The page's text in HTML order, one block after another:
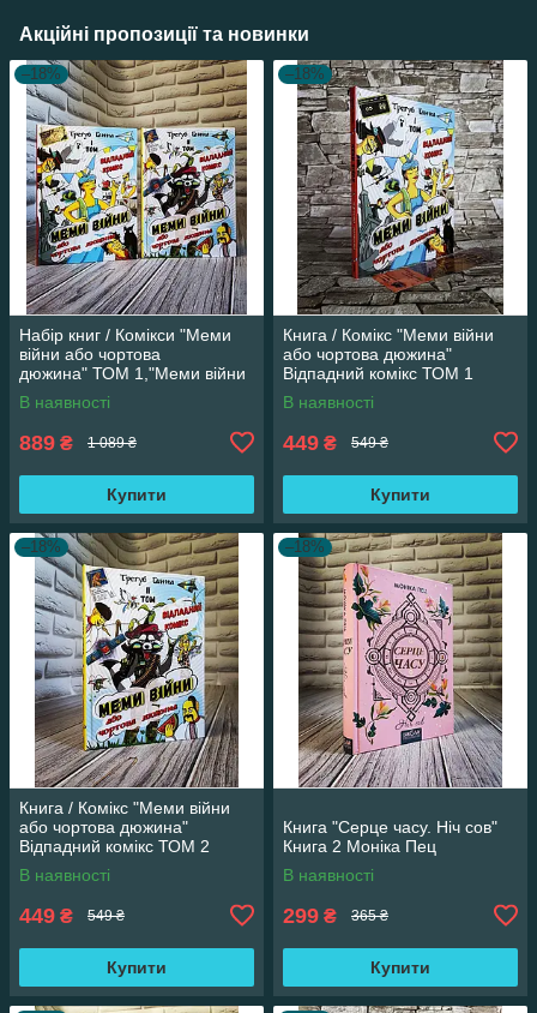
Акційні пропозиції та новинки
–18%
Набір книг / Комікси "Меми
війни або чортова
дюжина" ТОМ 1,"Меми війни
або чортова дюжина" ТОМ 2
В наявності
889 ₴ 1 089 ₴
Купити
–18%
Книга / Комікс "Меми війни
або чортова дюжина"
Відпадний комікс ТОМ 1
Трегуб Ганна
В наявності
449 ₴ 549 ₴
Купити
–18%
Книга / Комікс "Меми війни
або чортова дюжина"
Відпадний комікс ТОМ 2
Трегуб Ганна
В наявності
449 ₴ 549 ₴
Купити
–18%
Книга "Серце часу. Ніч сов"
Книга 2 Моніка Пец
В наявності
299 ₴ 365 ₴
Купити